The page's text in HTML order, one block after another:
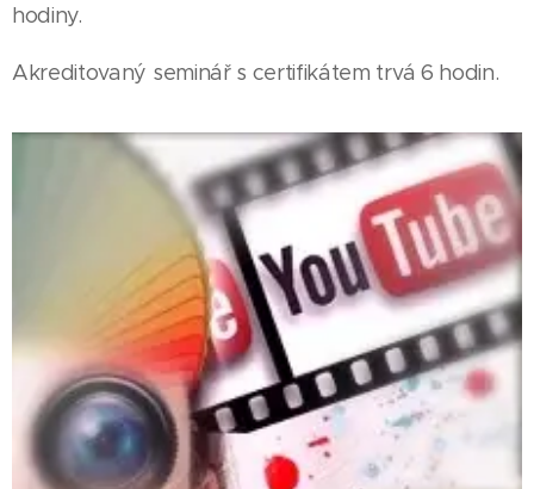
hodiny.
Akreditovaný seminář s certifikátem trvá 6 hodin.